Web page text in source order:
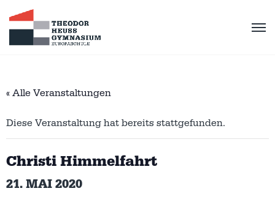
« Alle Veranstaltungen
Diese Veranstaltung hat bereits stattgefunden.
Christi Himmelfahrt
21. MAI 2020